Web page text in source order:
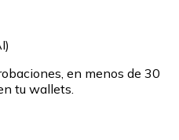
en menos de 30
tu wallets.